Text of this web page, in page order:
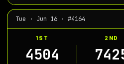
Tue · Jun 16 · #4164
1ST 2ND
4504